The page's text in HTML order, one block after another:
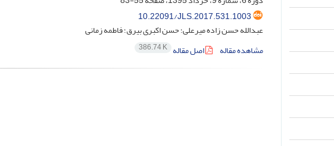
10.22091/JLS.2017.531.1003
عبدالله حسن زاده میرعلی؛ حسن اکبری بیرق؛ فاطمه زمانی
مشاهده مقاله
اصل مقاله 386.74 K